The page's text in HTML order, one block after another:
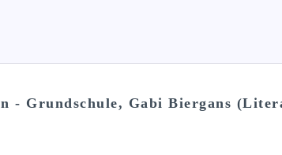
- Grundschule, Gabi Biergans